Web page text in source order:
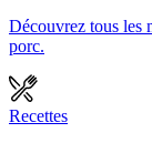
Découvrez tous les
porc.
Recettes